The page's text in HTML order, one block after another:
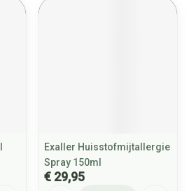
Exaller Huisstofmijtallergie
Spray 150ml
€ 29,95